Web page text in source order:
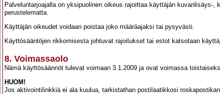
Palveluntarjoajalla on yksipuolinen oikeus rajoittaa käyttäjän
perustelematta.
Käyttäjän oikeudet voidaan poistaa joko määräajaksi tai pysyvästi.
Käyttösääntöjen rikkomisesta johtuvat rajoitukset tai estot katsotaan
8. Voimassaolo
Nämä käyttösäännöt tulevat voimaan 3.1.2009 ja ovat voimassa
HUOM!
Jos aktivointilinkkiä ei ala kuulua, tarkistathan postilaatikkosi